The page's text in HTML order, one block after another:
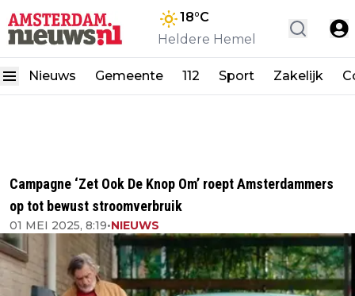
18°C
Heldere Hemel
Nieuws Gemeente 112 Sport Zakelijk
Campagne ‘Zet Ook De Knop Om’ roept Amsterdammers
op tot bewust stroomverbruik
01 MEI 2025, 8:19•NIEUWS